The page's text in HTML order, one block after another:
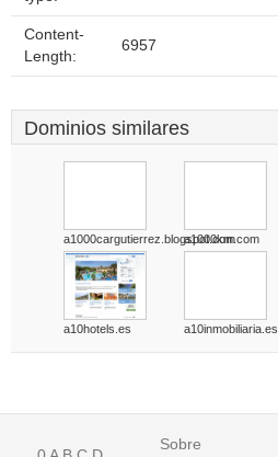
Content-
Length:
6957
Dominios similares
a1000cargutierrez.blogspot.com
a1000km.com
a10hotels.es a10inmobiliaria.es
Sobre